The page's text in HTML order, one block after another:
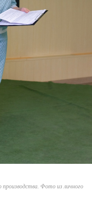
производства. Фото из личного